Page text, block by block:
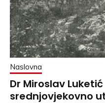
Naslovna
Dr Miroslav
srednjovjekovno